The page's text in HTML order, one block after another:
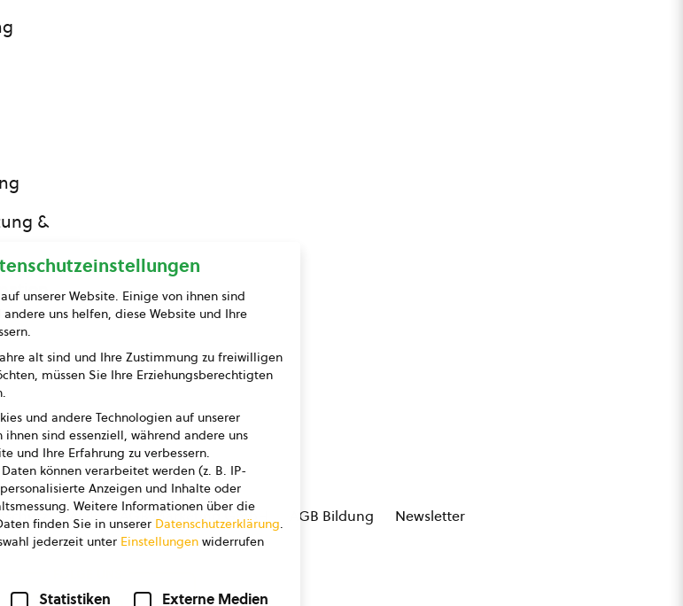
&
AGB AGB Marketing GmbH AGB Bildung Newsletter
unserer Website. Einige von ihnen sind
andere uns helfen, diese Website und Ihre
alt sind und Ihre Zustimmung zu freiwilligen
müssen Sie Ihre Erziehungsberechtigten
und andere Technologien auf unserer
ihnen sind essenziell, während andere uns
und Ihre Erfahrung zu verbessern.
können verarbeitet werden (z. B. IP-
Anzeigen und Inhalte oder
Weitere Informationen über die
finden Sie in unserer Datenschutzerklärung.
jederzeit unter Einstellungen widerrufen
Statistiken Externe Medien